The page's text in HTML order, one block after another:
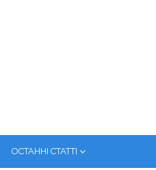
ОСТАННІ СТАТТІ